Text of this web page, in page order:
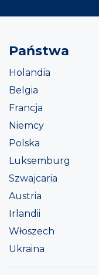
Państwa
Holandia
Belgia
Francja
Niemcy
Polska
Luksemburg
Szwajcaria
Austria
Irlandii
Włoszech
Ukraina